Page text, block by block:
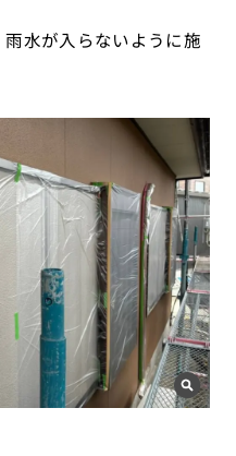
水が入らないように施